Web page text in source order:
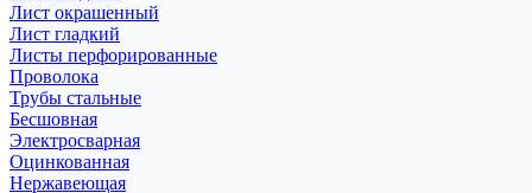
Лист окрашенный
Лист гладкий
Листы перфорированные
Проволока
Трубы стальные
Бесшовная
Электросварная
Оцинкованная
Нержавеющая